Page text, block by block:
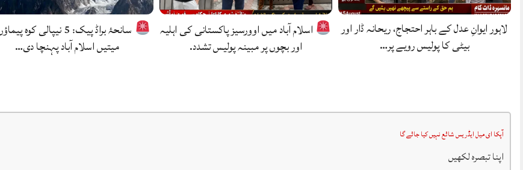
لاہور ایوانِ عدل کے باہر احتجاج، ریحانہ ڈار اور
بیٹی کا پولیس رویے پر…
اسلام آباد میں اوورسیز پاکستانی کی اہلیہ
اور بچوں پر مبینہ پولیس تشدد.
سانحۂ براڈ پیک: 5 نیپالی
میتیں اسلام آباد پہنچا دی…
آپکا ای میل ایڈریس شائع نہیں کیا جائے گا
اپنا تبصرہ لکھیں